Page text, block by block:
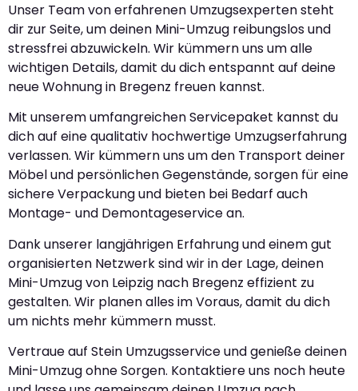
Unser Team von erfahrenen Umzugsexperten steht
dir zur Seite, um deinen Mini-Umzug reibungslos und
stressfrei abzuwickeln. Wir kümmern uns um alle
wichtigen Details, damit du dich entspannt auf deine
neue Wohnung in Bregenz freuen kannst.
Mit unserem umfangreichen Servicepaket kannst du
dich auf eine qualitativ hochwertige Umzugserfahrung
verlassen. Wir kümmern uns um den Transport deiner
Möbel und persönlichen Gegenstände, sorgen für eine
sichere Verpackung und bieten bei Bedarf auch
Montage- und Demontageservice an.
Dank unserer langjährigen Erfahrung und einem gut
organisierten Netzwerk sind wir in der Lage, deinen
Mini-Umzug von Leipzig nach Bregenz effizient zu
gestalten. Wir planen alles im Voraus, damit du dich
um nichts mehr kümmern musst.
Vertraue auf Stein Umzugsservice und genieße deinen
Mini-Umzug ohne Sorgen. Kontaktiere uns noch heute